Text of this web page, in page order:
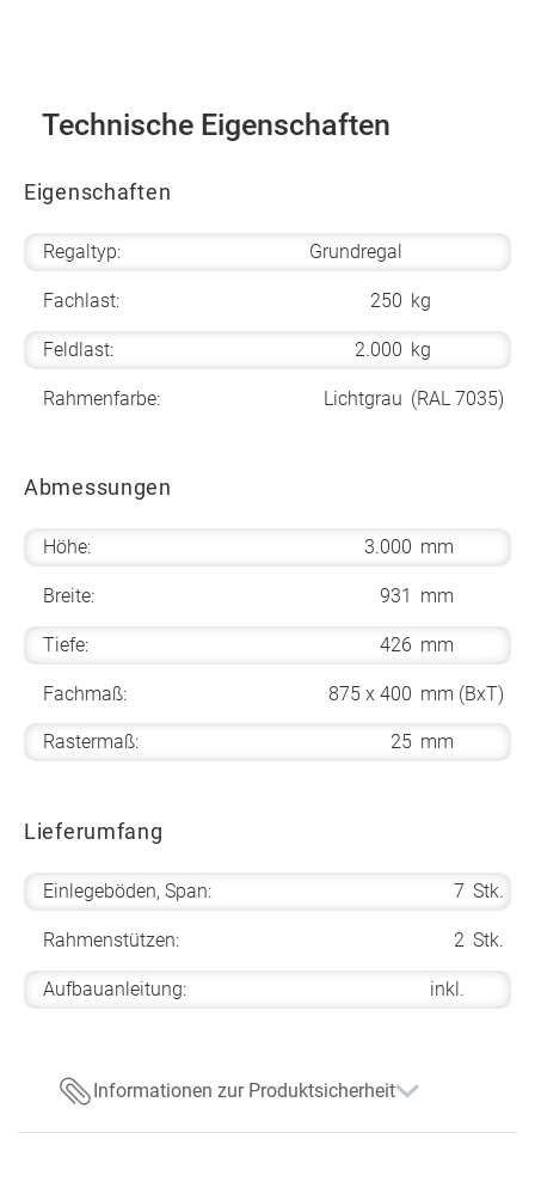
Technische Eigenschaften
Eigenschaften
Regaltyp: Grundregal
Fachlast: 250 kg
Feldlast: 2.000 kg
Rahmenfarbe: Lichtgrau (RAL 7035)
Abmessungen
Höhe: 3.000 mm
Breite: 931 mm
Tiefe: 426 mm
Fachmaß: 875 x 400 mm (BxT)
Rastermaß: 25 mm
Lieferumfang
Einlegeböden, Span: 7 Stk.
Rahmenstützen: 2 Stk.
Aufbauanleitung: inkl.
Informationen zur Produktsicherheit